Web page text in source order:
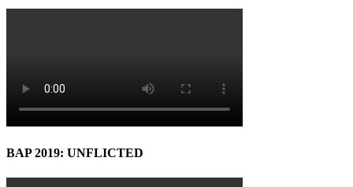
BAP 2019: UNFLICTED